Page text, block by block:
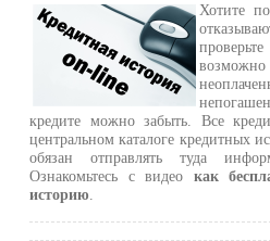
Хотите
возможно
кредите можно забыть. Все
центральном каталоге кредитных
обязан отправлять туда
Ознакомьтесь с видео как
историю